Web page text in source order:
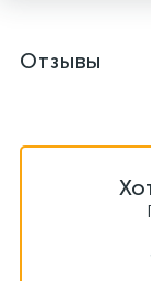
Отзывы